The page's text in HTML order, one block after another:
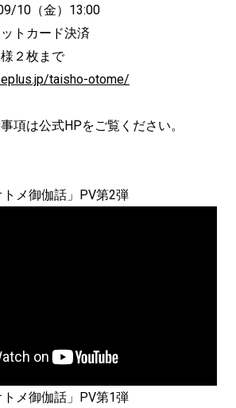
10（金）13:00
トカード決済
２枚まで
taisho-otome/
項は公式HPをご覧ください。
メ御伽話」PV第2弾
メ御伽話」PV第1弾